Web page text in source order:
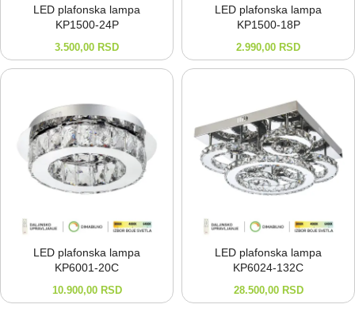
LED plafonska lampa
KP1500-⁠24P
3.500,00 RSD
LED plafonska lampa
KP1500-⁠18P
2.990,00 RSD
LED plafonska lampa
KP6001-⁠20C
10.900,00 RSD
LED plafonska lampa
KP6024-⁠132C
28.500,00 RSD